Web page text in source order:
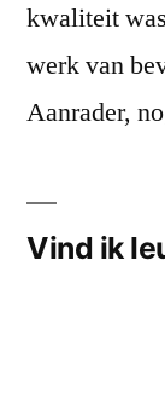
kwaliteit
werk van
Aanrader,
Vind ik